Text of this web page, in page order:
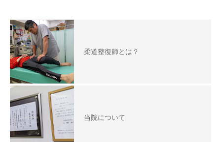
柔道整復師とは？
当院について